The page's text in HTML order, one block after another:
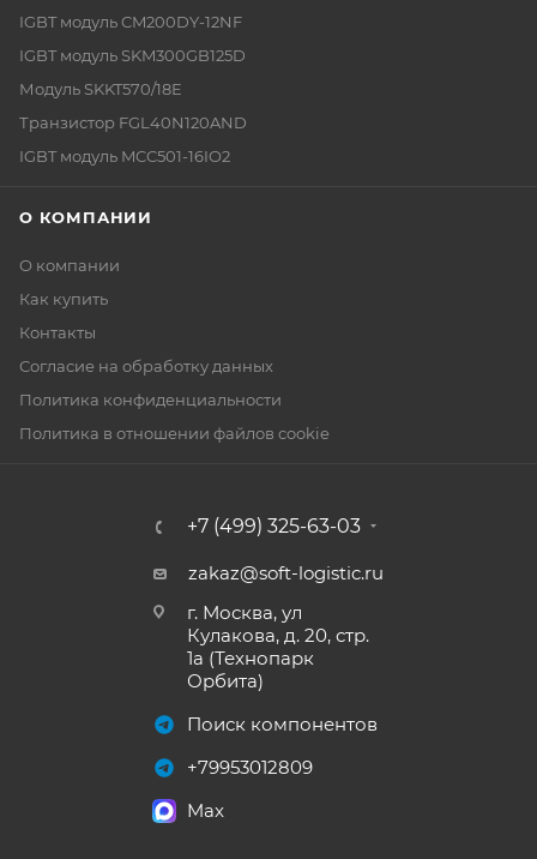
IGBT модуль CM200DY-12NF
IGBT модуль SKM300GB125D
Модуль SKKT570/18E
Транзистор FGL40N120AND
IGBT модуль MCC501-16IO2
О КОМПАНИИ
О компании
Как купить
Контакты
Согласие на обработку данных
Политика конфиденциальности
Политика в отношении файлов cookie
+7 (499) 325-63-03
zakaz@soft-logistic.ru
г. Москва, ул
Кулакова, д. 20, стр.
1а (Технопарк
Орбита)
Поиск компонентов
+79953012809
Max